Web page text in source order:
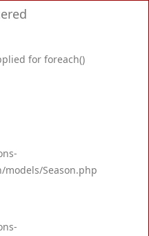
for foreach()
Season.php